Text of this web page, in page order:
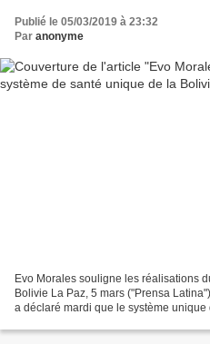
Publié le 05/03/2019 à 23:32
Par anonyme
Evo Morales souligne les réalisations
Bolivie La Paz, 5 mars ("Prensa
a déclaré mardi que le système